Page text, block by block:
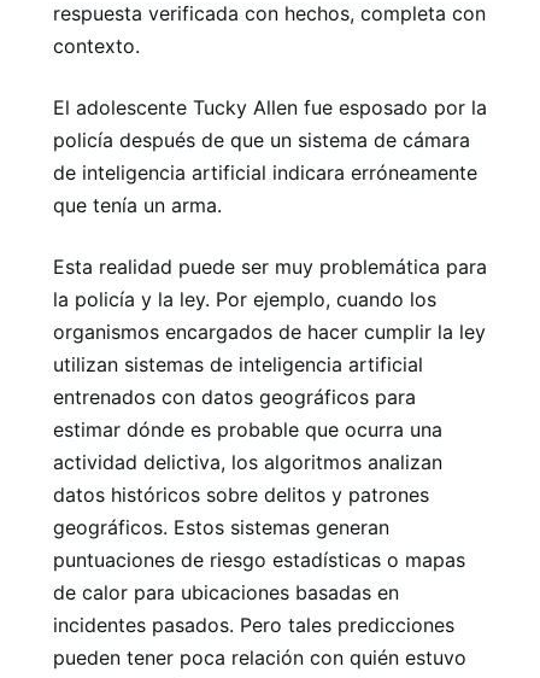
respuesta verificada con hechos, completa con
contexto.
El adolescente Tucky Allen fue esposado por la
policía después de que un sistema de cámara
de inteligencia artificial indicara erróneamente
que tenía un arma.
Esta realidad puede ser muy problemática para
la policía y la ley. Por ejemplo, cuando los
organismos encargados de hacer cumplir la ley
utilizan sistemas de inteligencia artificial
entrenados con datos geográficos para
estimar dónde es probable que ocurra una
actividad delictiva, los algoritmos analizan
datos históricos sobre delitos y patrones
geográficos. Estos sistemas generan
puntuaciones de riesgo estadísticas o mapas
de calor para ubicaciones basadas en
incidentes pasados. Pero tales predicciones
pueden tener poca relación con quién estuvo